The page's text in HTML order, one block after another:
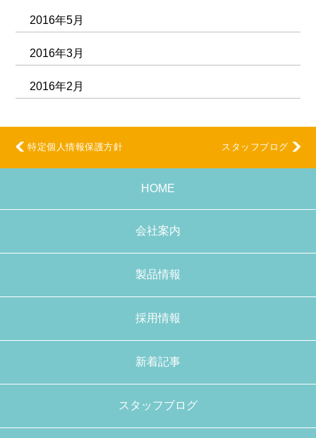
2016年5月
2016年3月
2016年2月
特定個人情報保護方針 スタッフブログ
HOME
会社案内
製品情報
採用情報
新着記事
スタッフブログ